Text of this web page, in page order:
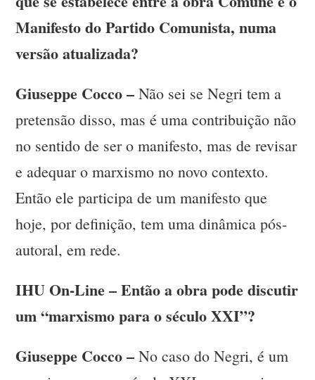
Manifesto do Partido Comunista, numa
versão atualizada?
Giuseppe Cocco – Não sei se Negri tem a
pretensão disso, mas é uma contribuição não
no sentido de ser o manifesto, mas de revisar
e adequar o marxismo no novo contexto.
Então ele participa de um manifesto que
hoje, por definição, tem uma dinâmica pós-
autoral, em rede.
IHU On-Line – Então a obra pode discutir
um “marxismo para o século XXI”?
Giuseppe Cocco – No caso do Negri, é um